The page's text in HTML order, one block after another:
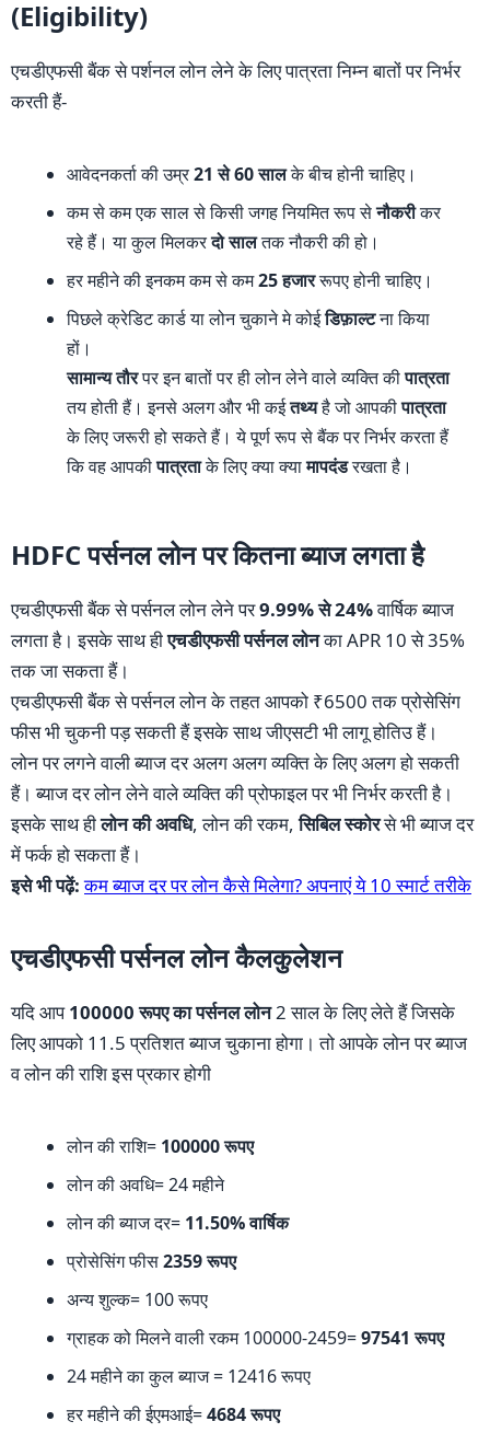
(Eligibility)
एचडीएफसी बैंक से पर्शनल लोन लेने के लिए पात्रता निम्न बातों पर निर्भर
करती हैं-
आवेदनकर्ता की उम्र21 से 60 सालके बीच होनी चाहिए।
कम से कम एक साल से किसी जगह नियमित रूप सेनौकरीकर
रहे हैं। या कुल मिलकरदो सालतक नौकरी की हो।
हर महीने की इनकम कम से कम25 हजाररूपए होनी चाहिए।
पिछले क्रेडिट कार्ड या लोन चुकाने मे कोईडिफ़ाल्टना किया
हों।
सामान्य तौरपर इन बातों पर ही लोन लेने वाले व्यक्ति कीपात्रता
तय होती हैं। इनसे अलग और भी कईतथ्यहै जो आपकीपात्रता
के लिए जरूरी हो सकते हैं। ये पूर्ण रूप से बैंक पर निर्भर करता हैं
कि वह आपकीपात्रताके लिए क्या क्यामापदंडरखता है।
HDFC पर्सनल लोन पर कितना ब्याज लगता है
एचडीएफसी बैंक से पर्सनल लोन लेने पर9.99% से 24%वार्षिक ब्याज
लगता है। इसके साथ हीएचडीएफसी पर्सनल लोनका APR 10 से 35%
तक जा सकता हैं।
एचडीएफसी बैंक से पर्सनल लोन के तहत आपको ₹6500 तक प्रोसेसिंग
फीस भी चुकनी पड़ सकती हैं इसके साथ जीएसटी भी लागू होतिउ हैं।
लोन पर लगने वाली ब्याज दर अलग अलग व्यक्ति के लिए अलग हो सकती
हैं। ब्याज दर लोन लेने वाले व्यक्ति की प्रोफाइल पर भी निर्भर करती है।
इसके साथ हीलोन की अवधि, लोन की रकम,सिबिल स्कोरसे भी ब्याज दर
में फर्क हो सकता हैं।
इसे भी पढ़ें: कम ब्याज दर पर लोन कैसे मिलेगा? अपनाएं ये 10 स्मार्ट तरीके
एचडीएफसी पर्सनल लोन कैलकुलेशन
यदि आप100000 रूपए का पर्सनल लोन2 साल के लिए लेते हैं जिसके
लिए आपको 11.5 प्रतिशत ब्याज चुकाना होगा। तो आपके लोन पर ब्याज
व लोन की राशि इस प्रकार होगी
लोन की राशि= 100000 रूपए
लोन की अवधि= 24 महीने
लोन की ब्याज दर= 11.50% वार्षिक
प्रोसेसिंग फीस2359 रूपए
अन्य शुल्क= 100 रूपए
ग्राहक को मिलने वाली रकम 100000-2459=97541 रूपए
24 महीने का कुल ब्याज = 12416 रूपए
हर महीने की ईएमआई=4684 रूपए